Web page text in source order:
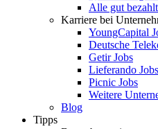
Alle gut
Karriere bei
YoungCapital
Deutsche
Getir Jobs
Lieferando Jobs
Picnic Jobs
Weitere
Blog
Tipps